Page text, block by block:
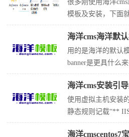
相关必要说明 01.全
签和嵌套if标签
很多刚使用海洋
模板及安装，下面
习！ 第一步，从免
（http://
板并下载，特别说
证使用哦。 第二步
网站templets目录下
用的是海洋的默认
banner是更具什么
数量调大， 但是并
里，不知道是受什
板都不一样，根据
一般情况下是根据
海洋cms安装引
使用虚拟主机安装
静态规则记载“**
直接自动生成” 虚
海洋cmscentos7